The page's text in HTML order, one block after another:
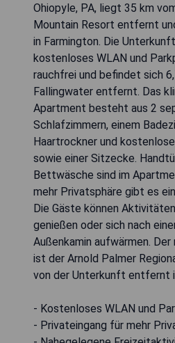
Ohiopyle, PA, liegt 35 km
Mountain Resort entfernt
in Farmington. Die
kostenloses WLAN und
rauchfrei und befindet sich
Fallingwater entfernt. Das
Apartment besteht aus 2
Schlafzimmern, einem
Haartrockner und
sowie einer Sitzecke.
Bettwäsche sind im
mehr Privatsphäre gibt es
Die Gäste können
genießen oder sich nach
Außenkamin aufwärmen.
ist der Arnold Palmer
von der Unterkunft entfernt
- Kostenloses WLAN und
- Privateingang für mehr